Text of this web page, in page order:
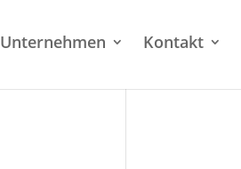
Unternehmen Kontakt